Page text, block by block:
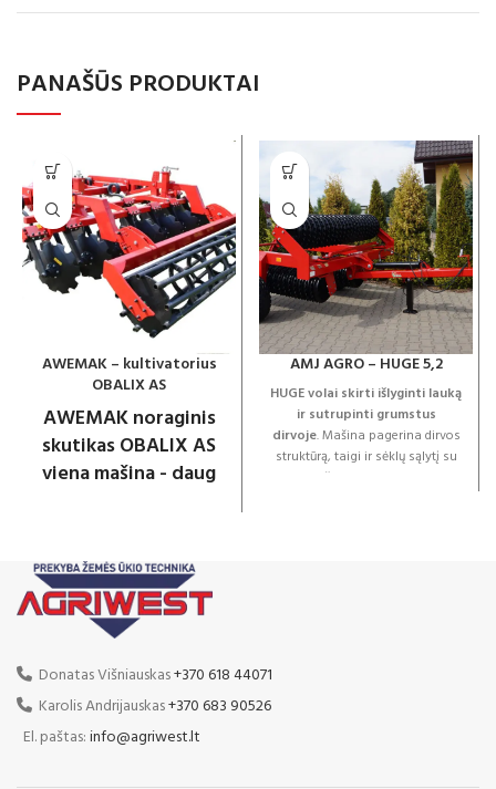
PANAŠŪS PRODUKTAI
AWEMAK – kultivatorius
OBALIX AS
AWEMAK noraginis
skutikas OBALIX AS
viena mašina - daug
darbams, susijusiems su laukų
įdirbimu po derliaus nuėmimo.
Be to, skutikas gali būti
naudojamas dirvai paruošti
prieš sėją ar sodinimą, taip pat
pievoms, ganykloms ir
daugiamečiams augalams
auginti.
Sukurtas dirbti
AMJ AGRO – HUGE 5,2
HUGE volai skirti išlyginti lauką
ir sutrupinti grumstus
dirvoje. Mašina pagerina dirvos
struktūrą, taigi ir sėklų sąlytį su
dirvožemiu. Volas HUGE
Donatas Višniauskas+370 618 44071
Karolis Andrijauskas+370 683 90526
El. paštas:info@agriwest.lt